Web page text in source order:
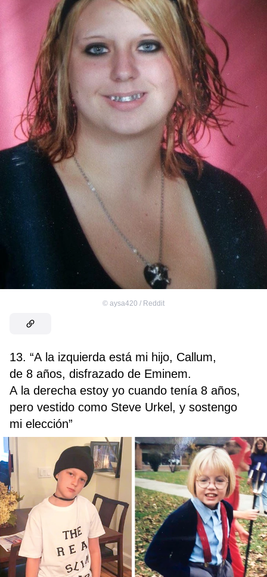
© aysa420 / Reddit
13. “A la izquierda está mi hijo, Callum,
de 8 años, disfrazado de Eminem.
A la derecha estoy yo cuando tenía 8 años,
pero vestido como Steve Urkel, y sostengo
mi elección”